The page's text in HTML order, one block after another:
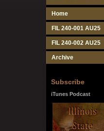
Home
FIL 240-001 AU25
FIL 240-002 AU25
Archive
Subscribe
iTunes Podcast